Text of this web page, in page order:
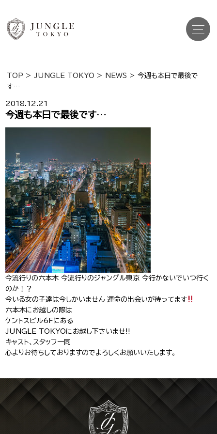
Cast
Recruit Cast キャスト求人
Recruit Staff スタッフ求人
Shop Info 店舗一覧
J-Tokyo
Entertainment
プロダクション事業
TOP > JUNGLE TOKYO > NEWS > 今週も本日で最後で
す…
2018.12.21
今週も本日で最後です…
今流行りの六本木 今流行りのジャングル東京 今行かないでいつ行く
のか！？
今いる女の子達は今しかいません 運命の出会いが待ってます
六本木にお越しの際は
ケントスビル6Fにある
JUNGLE TOKYOにお越し下さいませ!!
キャスト、スタッフ一同
心よりお待ちしておりますのでよろしくお願いいたします。